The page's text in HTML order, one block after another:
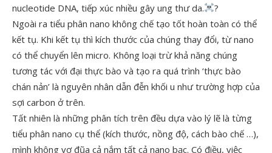
nucleotide DNA, tiếp xúc nhiều gây ung thư da.
?
Ngoài ra tiểu phân nano không chế tạo tốt hoàn toàn có thể
kết tụ. Khi kết tụ thì kích thước của chúng thay đổi, từ nano
có thể chuyển lên micro. Không loại trừ khả năng chúng
tương tác với đại thực bào và tạo ra quá trình ‘thực bào
chán nản’ là nguyên nhân dẫn đễn khối u như trường hợp của
sợi carbon ở trên.
Tất nhiên là những phân tích trên đều dựa vào lý lẽ là từng
tiểu phân nano cụ thể (kích thước, nồng độ, cách bào chế …),
mình không vơ đũa cả nắm tất cả nano bạc. Có điều, việc